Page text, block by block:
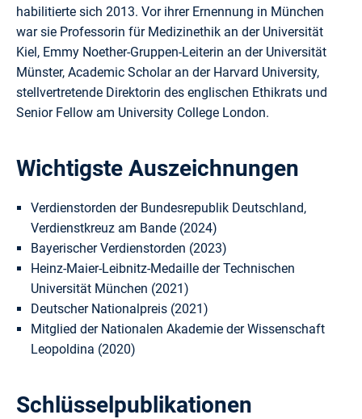
habilitierte sich 2013. Vor ihrer Ernennung in München
war sie Professorin für Medizinethik an der Universität
Kiel, Emmy Noether-Gruppen-Leiterin an der Universität
Münster, Academic Scholar an der Harvard University,
stellvertretende Direktorin des englischen Ethikrats und
Senior Fellow am University College London.
Wichtigste Auszeichnungen
Verdienstorden der Bundesrepublik Deutschland,
Verdienstkreuz am Bande (2024)
Bayerischer Verdienstorden (2023)
Heinz-Maier-Leibnitz-Medaille der Technischen
Universität München (2021)
Deutscher Nationalpreis (2021)
Mitglied der Nationalen Akademie der Wissenschaft
Leopoldina (2020)
Schlüsselpublikationen